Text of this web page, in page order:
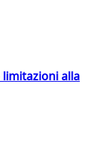
limitazioni alla